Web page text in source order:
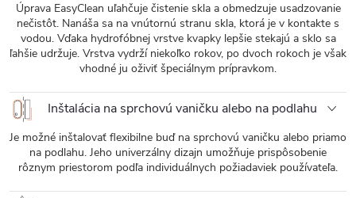
Úprava EasyClean uľahčuje čistenie skla a obmedzuje usadzovanie
nečistôt. Nanáša sa na vnútornú stranu skla, ktorá je v kontakte s
vodou. Vďaka hydrofóbnej vrstve kvapky lepšie stekajú a sklo sa
ľahšie udržuje. Vrstva vydrží niekoľko rokov, po dvoch rokoch je však
vhodné ju oživiť špeciálnym prípravkom.
Inštalácia na sprchovú vaničku alebo na podlahu
Je možné inštalovať flexibilne buď na sprchovú vaničku alebo priamo
na podlahu. Jeho univerzálny dizajn umožňuje prispôsobenie
rôznym priestorom podľa individuálnych požiadaviek používateľa.